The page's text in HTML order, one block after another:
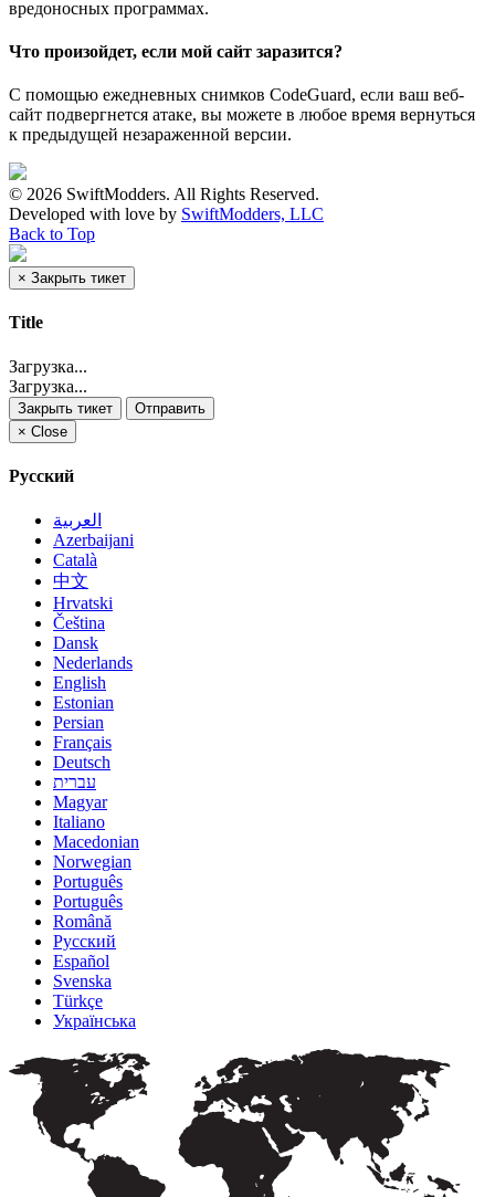
вредоносных программах.
Что произойдет, если мой сайт заразится?
С помощью ежедневных снимков CodeGuard, если ваш веб-
сайт подвергнется атаке, вы можете в любое время вернуться
к предыдущей незараженной версии.
© 2026 SwiftModders. All Rights Reserved.
Developed with love by SwiftModders, LLC
Back to Top
× Закрыть тикет
Title
Загрузка...
Загрузка...
Закрыть тикет
Отправить
× Close
Русский
العربية
Azerbaijani
Català
中文
Hrvatski
Čeština
Dansk
Nederlands
English
Estonian
Persian
Français
Deutsch
עברית
Magyar
Italiano
Macedonian
Norwegian
Português
Português
Română
Русский
Español
Svenska
Türkçe
Українська